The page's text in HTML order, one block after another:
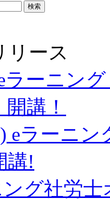
リース
ラーニン
講！
eラーニ
講!
ング社労